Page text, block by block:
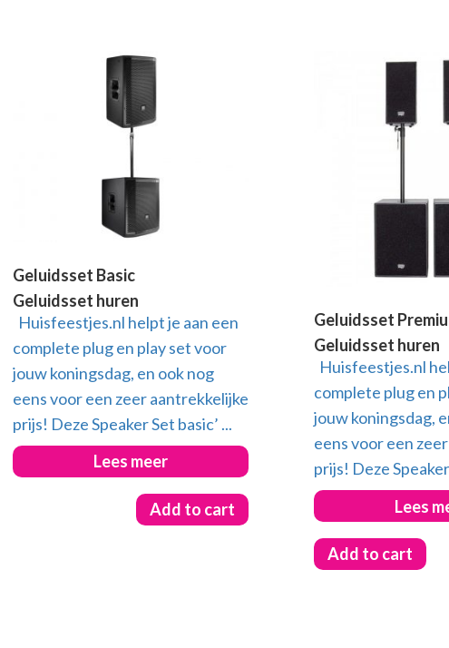
Geluidsset Basic
Geluidsset huren
Huisfeestjes.nl helpt je aan een
complete plug en play set voor
jouw koningsdag, en ook nog
eens voor een zeer aantrekkelijke
prijs! Deze Speaker Set basic’ ...
Lees meer
Add to cart
Geluidsset
Geluidsset huren
Huisfeestjes.nl
complete plug en
jouw koningsdag,
eens voor een
prijs! Deze
Lees
Add to cart